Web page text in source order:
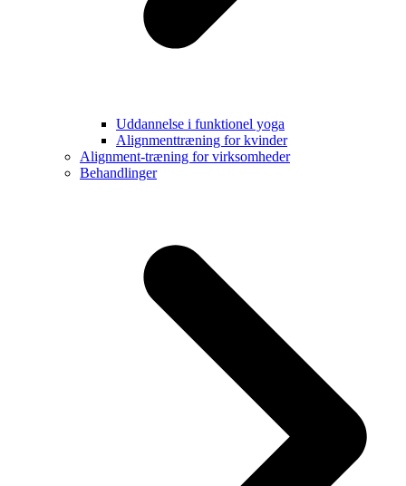
Uddannelse i funktionel yoga
Alignmenttræning for kvinder
Alignment-træning for virksomheder
Behandlinger